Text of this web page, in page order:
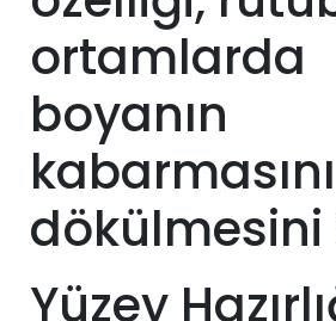
ortamlarda
boyanın
dökülmesini
Yüzey